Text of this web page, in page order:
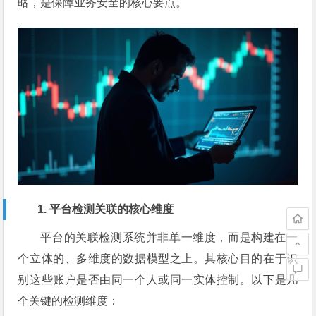
1. 平台检测关联的核心维度
平台的关联检测系统并非单一维度，而是构建在一
个立体的、多维度的数据模型之上。其核心目的在于识
别这些账户是否由同一个人或同一实体控制。以下是几
个关键的检测维度：